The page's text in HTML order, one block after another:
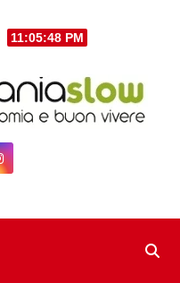
11:05:49 PM